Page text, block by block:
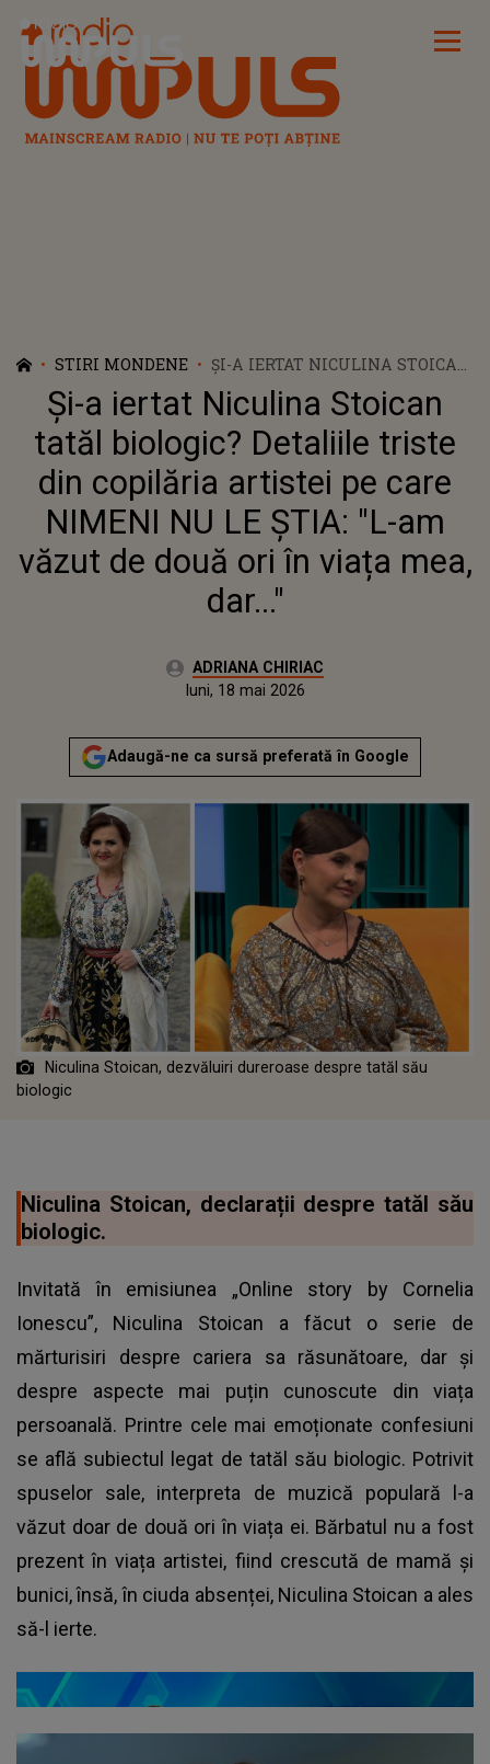
Radio Impuls
STIRI MONDENE
ȘI-A IERTAT NICULINA STOICAN
TATĂL BIOLOGIC? DETALIILE
TRISTE DIN COPILĂRIA
ARTISTEI PE CARE NIMENI NU
LE ȘTIA: "L-AM VĂZUT DE DOUĂ
ORI ÎN VIAȚA MEA, DAR..."
Și-a iertat Niculina Stoican
tatăl biologic? Detaliile triste
din copilăria artistei pe care
NIMENI NU LE ȘTIA: "L-am
văzut de două ori în viața mea,
dar..."
Autor:ADRIANA CHIRIAC
Actualizat:
luni, 18 mai 2026
Adaugă-ne ca sursă preferată în Google
Niculina Stoican, dezvăluiri dureroase despre tatăl său
biologic
Niculina Stoican, declarații despre tatăl său
biologic.
Invitată în emisiunea „Online story by Cornelia
Ionescu”, Niculina Stoican a făcut o serie de
mărturisiri despre cariera sa răsunătoare, dar și
despre aspecte mai puțin cunoscute din viața
persoanală. Printre cele mai emoționate confesiuni
se află subiectul legat de tatăl său biologic. Potrivit
spuselor sale, interpreta de muzică populară l-a
văzut doar de două ori în viața ei. Bărbatul nu a fost
prezent în viața artistei, fiind crescută de mamă și
bunici, însă, în ciuda absenței, Niculina Stoican a ales
să-l ierte.